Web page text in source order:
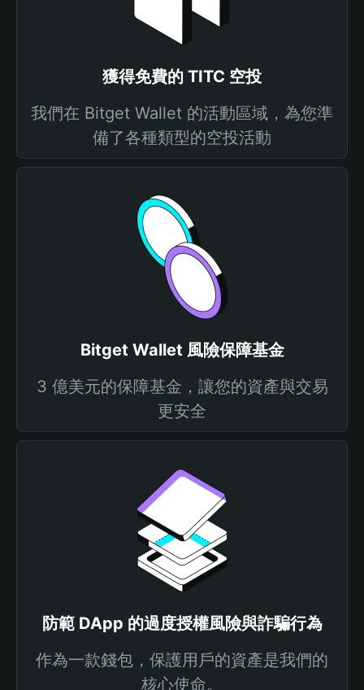
獲得免費的 TITC 空投
我們在 Bitget Wallet 的活動區域，為您準
備了各種類型的空投活動
Bitget Wallet 風險保障基金
3 億美元的保障基金，讓您的資產與交易
更安全
防範 DApp 的過度授權風險與詐騙行為
作為一款錢包，保護用戶的資產是我們的
核心使命。